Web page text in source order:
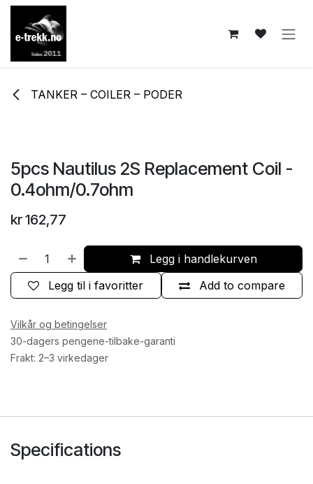
Skip to Content
TANKER – COILER – PODER
5pcs Nautilus 2S Replacement Coil -
0.4ohm/0.7ohm
kr162,77
Legg i handlekurven
Add to compare
Legg til i favoritter
Vilkår og betingelser
30-dagers pengene-tilbake-garanti
Frakt: 2–3 virkedager
Specifications